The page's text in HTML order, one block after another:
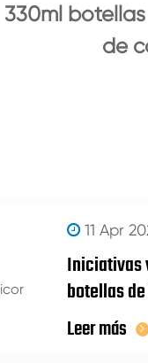
330ml
de
11 Apr
Iniciativas
botellas
Leer más